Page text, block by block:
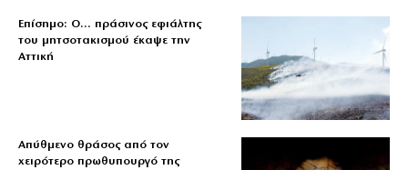
Επίσημο: Ο… πράσινος εφιάλτης
του μητσοτακισμού έκαψε την
Αττική
Απύθμενο θράσος από τον
χειρότερο πρωθυπουργό της